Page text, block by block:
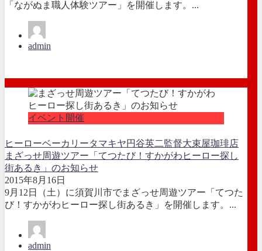
「ながぬま職人体験ツアー」を開催します。...
admin
イベント開催
ヒーローベーカリータマキヤ円谷英二監督大束屋珈琲店
まざっせ周遊ツアー「てつたび！すかがわヒーロー探し
街あるき」のお知らせ
2015年8月16日
9月12日（土）に須賀川市でまざっせ周遊ツアー「てつた
び！すかがわヒーロー探し街あるき」を開催します。...
admin